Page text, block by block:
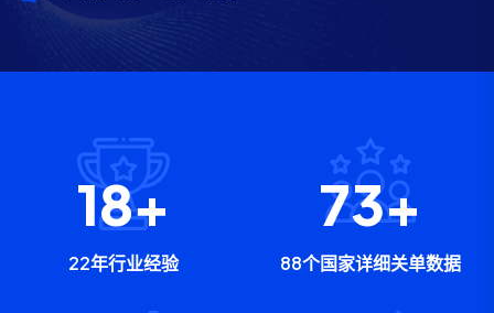
22+
22年行业经验
88+
88个国家详细关单数据